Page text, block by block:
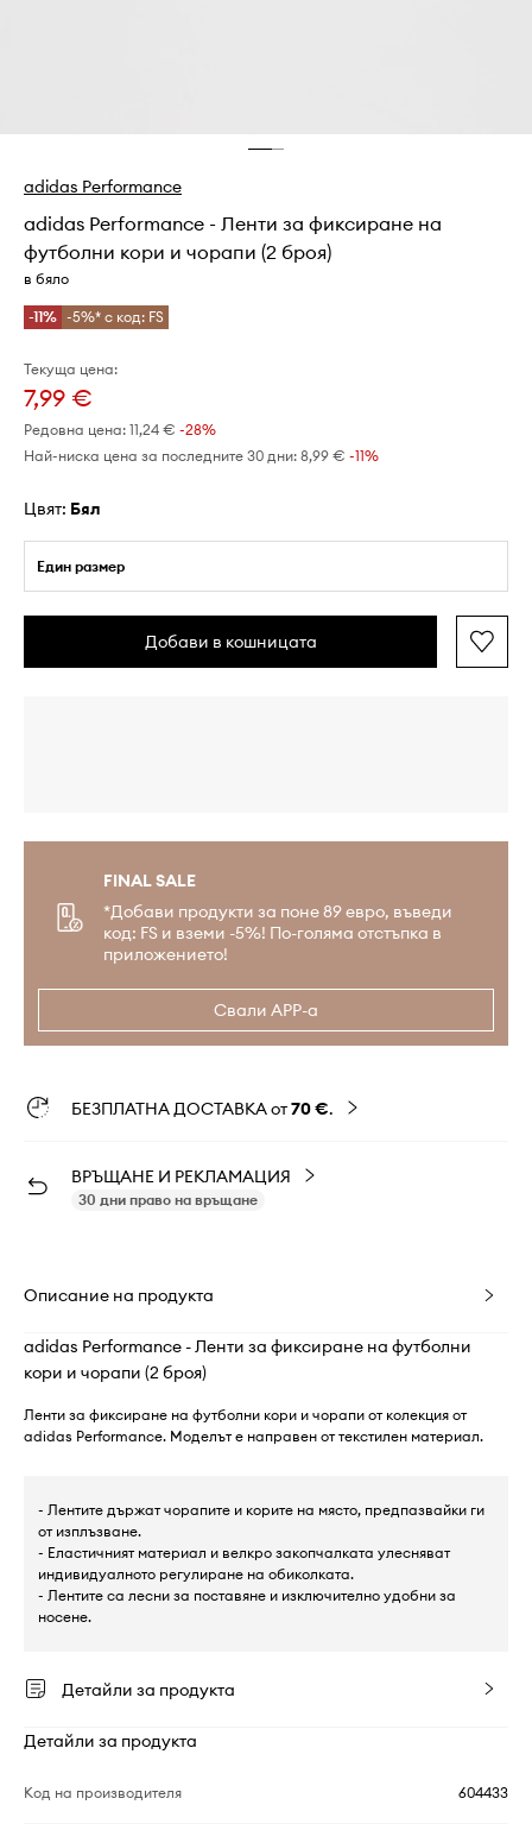
adidas Performance
adidas Performance - Ленти за фиксиране на
футболни кори и чорапи (2 броя)
в бяло
-11% -5%* с код: FS
Текуща цена:
7,99 €
Редовна цена: 11,24 € -28%
Най-ниска цена за последните 30 дни: 8,99 € -11%
Цвят: бял
Един размер
Добави в кошницата
FINAL SALE
*Добави продукти за поне 89 евро, въведи
код: FS и вземи -5%! По-голяма отстъпка в
приложението!
Свали APP-а
БЕЗПЛАТНА ДОСТАВКА от70 €.
ВРЪЩАНЕ И РЕКЛАМАЦИЯ
30 дни право на връщане
Описание на продукта
adidas Performance - Ленти за фиксиране на футболни
кори и чорапи (2 броя)
Ленти за фиксиране на футболни кори и чорапи от колекция от
adidas Performance. Моделът е направен от текстилен материал.
- Лентите държат чорапите и корите на място, предпазвайки ги
от изплъзване.
- Еластичният материал и велкро закопчалката улесняват
индивидуалното регулиране на обиколката.
- Лентите са лесни за поставяне и изключително удобни за
носене.
Детайли за продукта
Детайли за продукта
Код на производителя 604433